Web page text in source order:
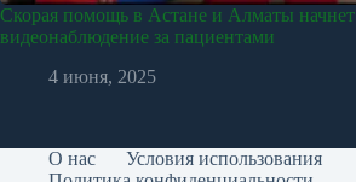
Скорая помощь в Астане и Алматы начнет
видеонаблюдение за пациентами
4 июня, 2025
О нас
Условия использования